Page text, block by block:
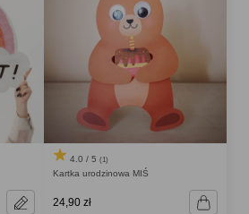
4.0 / 5 (1)
Kartka urodzinowa MIŚ
24,90 zł